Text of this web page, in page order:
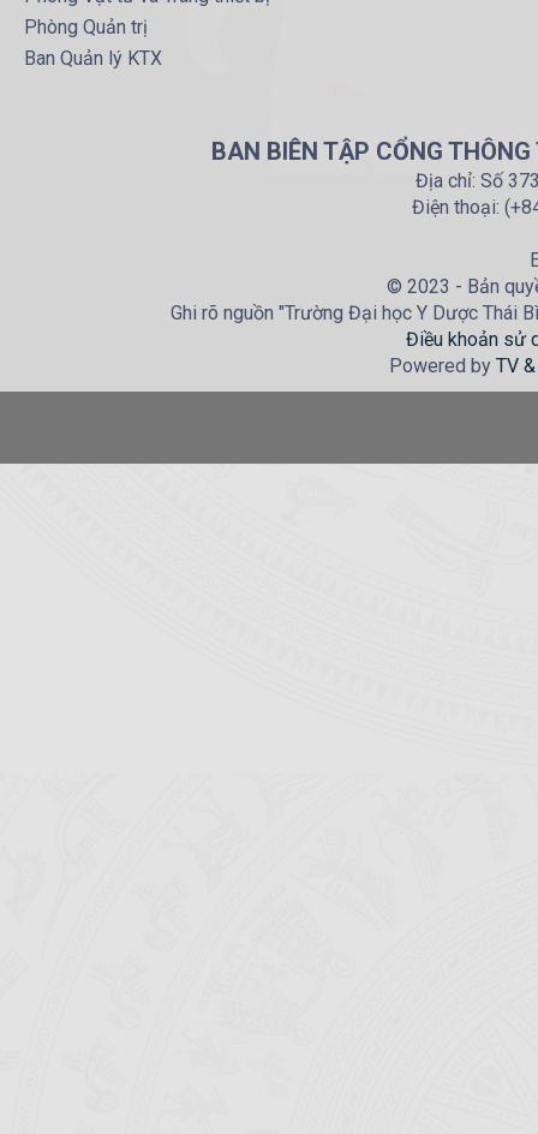
Phòng Quản trị
Ban Quản lý KTX
BAN BIÊN TẬP CỔNG
Địa chỉ: Số
Điện thoại:
© 2023 - Bản
Ghi rõ nguồn "Trường Đại học Y Dược Thái
Điều khoản sử
Powered by TV